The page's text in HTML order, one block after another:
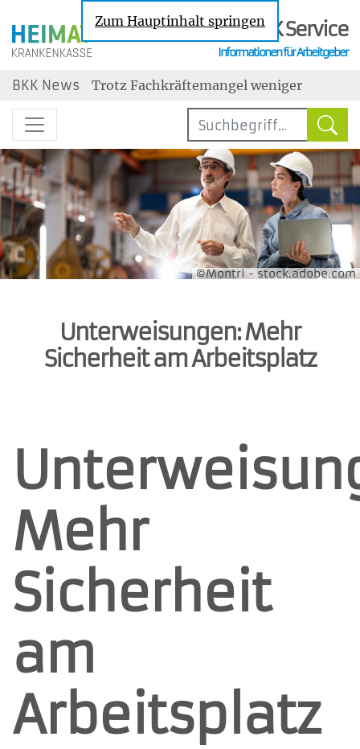
Zum Hauptinhalt springenBKK Service
Informationen für Arbeitgeber
BKK News Nachrichten zu den Themen
Trotz Fachkräftemangel weniger
Neueinstellungen
Steuerbegünstigter Urlaubszuschuss:
Erholungsbeihilfen
Geringe Tarifbindung im
Niedriglohnsektor
Jahresarbeitsentgeltgrenzen: Ab 2027
drei unterschiedliche Grenzen
maßgebend
Wechselbereitschaft im Job ist gestiegen
©Montri - stock.adobe.com
Unterweisungen: Mehr
Sicherheit am Arbeitsplatz
Mehr
Sicherheit
am
Arbeitsplatz